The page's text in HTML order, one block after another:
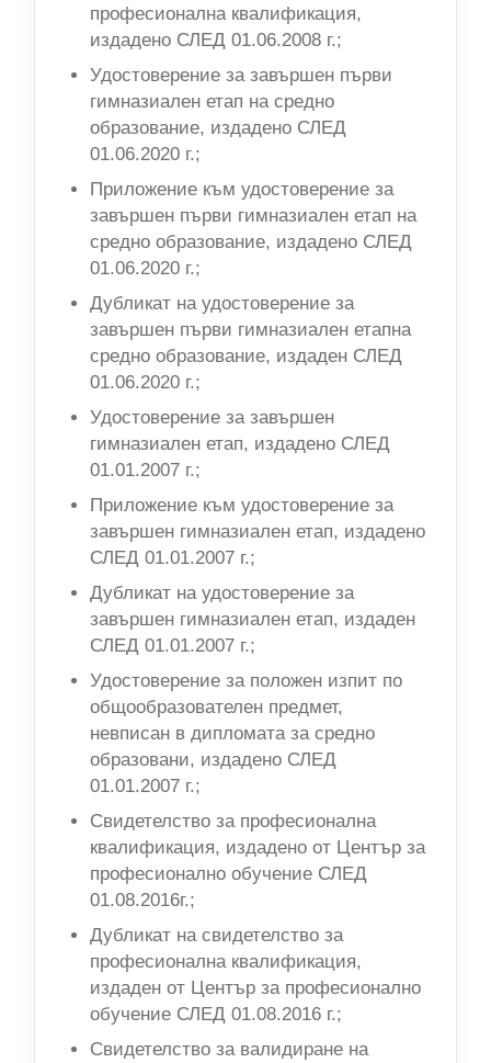
професионална квалификация,
издадено СЛЕД 01.06.2008 г.;
Удостоверение за завършен първи
гимназиален етап на средно
образование, издадено СЛЕД
01.06.2020 г.;
Приложение към удостоверение за
завършен първи гимназиален етап на
средно образование, издадено СЛЕД
01.06.2020 г.;
Дубликат на удостоверение за
завършен първи гимназиален етапна
средно образование, издаден СЛЕД
01.06.2020 г.;
Удостоверение за завършен
гимназиален етап, издадено СЛЕД
01.01.2007 г.;
Приложение към удостоверение за
завършен гимназиален етап, издадено
СЛЕД 01.01.2007 г.;
Дубликат на удостоверение за
завършен гимназиален етап, издаден
СЛЕД 01.01.2007 г.;
Удостоверение за положен изпит по
общообразователен предмет,
невписан в дипломата за средно
образовани, издадено СЛЕД
01.01.2007 г.;
Свидетелство за професионална
квалификация, издадено от Център за
професионално обучение СЛЕД
01.08.2016г.;
Дубликат на свидетелство за
професионална квалификация,
издаден от Център за професионално
обучение СЛЕД 01.08.2016 г.;
Свидетелство за валидиране на